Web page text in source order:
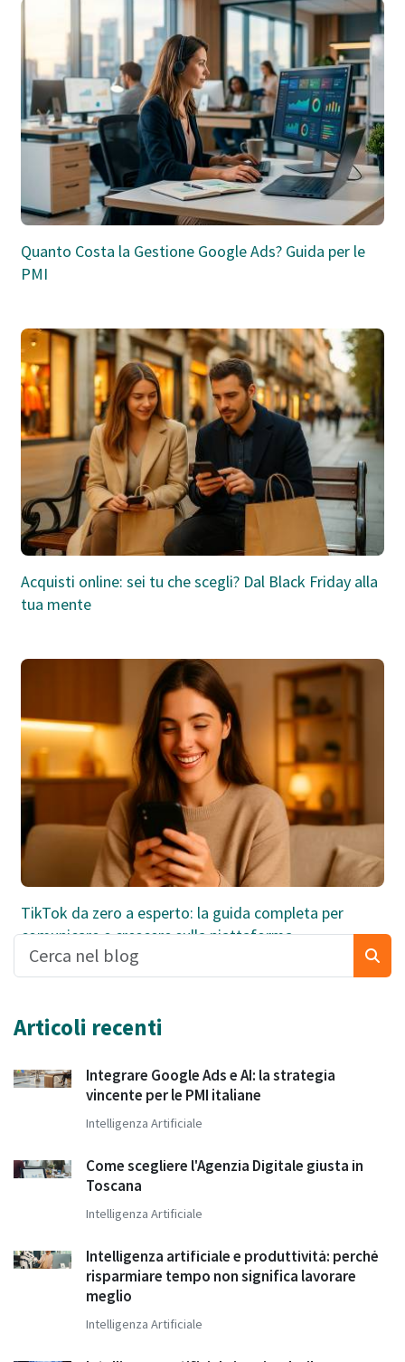
Quanto Costa la Gestione Google Ads? Guida per le
PMI
Acquisti online: sei tu che scegli? Dal Black Friday alla
tua mente
TikTok da zero a esperto: la guida completa per
comunicare e crescere sulla piattaforma
Articoli recenti
Integrare Google Ads e AI: la strategia
vincente per le PMI italiane
Intelligenza Artificiale
Come scegliere l'Agenzia Digitale giusta in
Toscana
Intelligenza Artificiale
Intelligenza artificiale e produttività: perché
risparmiare tempo non significa lavorare
meglio
Intelligenza Artificiale